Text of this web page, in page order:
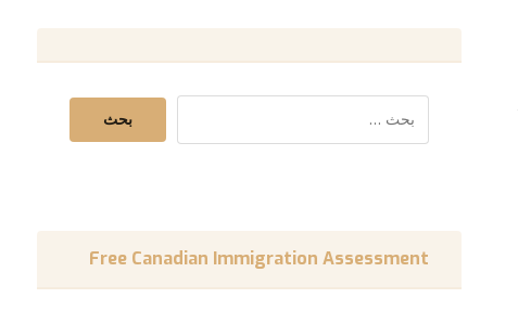
Free Canadian Immigration Assessment